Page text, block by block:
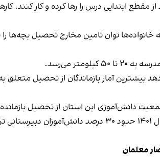
مقطع ابتدایی درس را رها کرده و کار کنند.
توان تامین مخارج تحصیل بچه‌ها را
می‌رسد.
آمار بازماندگان از تحصیل
معلمان